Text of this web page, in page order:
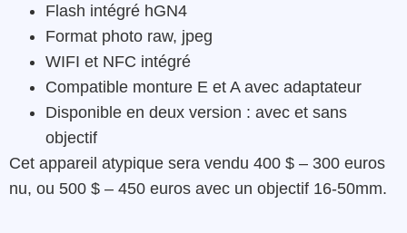
Flash intégré hGN4
Format photo raw, jpeg
WIFI et NFC intégré
Compatible monture E et A avec adaptateur
Disponible en deux version : avec et sans
objectif
Cet appareil atypique sera vendu 400 $ – 300 euros
nu, ou 500 $ – 450 euros avec un objectif 16-50mm.